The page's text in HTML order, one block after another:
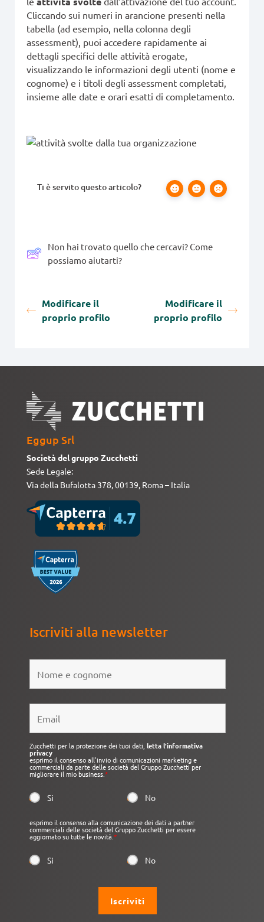
Cliccando sui numeri in arancione presenti nella
tabella (ad esempio, nella colonna degli
assessment), puoi accedere rapidamente ai
dettagli specifici delle attività erogate,
visualizzando le informazioni degli utenti (nome e
cognome) e i titoli degli assessment completati,
insieme alle date e orari esatti di completamento.
Ti è servito questo articolo?
Non hai trovato quello che cercavi? Come
possiamo aiutarti?
Modificare il
proprio profilo
Modificare il
proprio profilo
Eggup Srl
Società del gruppo Zucchetti
Sede Legale:
Via della Bufalotta 378, 00139, Roma – Italia
Iscriviti alla newsletter
Zucchetti per la protezione dei tuoi dati, letta l'informativa
privacy
esprimo il consenso all'invio di comunicazioni marketing e
commerciali da parte delle società del Gruppo Zucchetti per
migliorare il mio business.*
Si No
esprimo il consenso alla comunicazione dei dati a partner
commerciali delle società del Gruppo Zucchetti per essere
aggiornato su tutte le novità. *
Si No